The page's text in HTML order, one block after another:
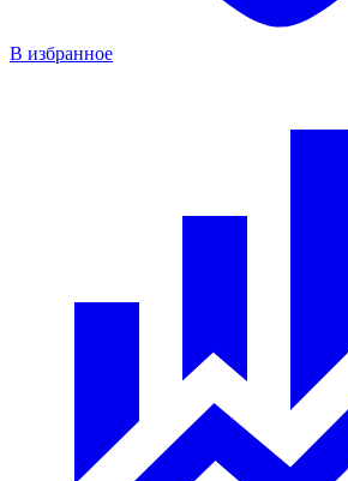
В избранное